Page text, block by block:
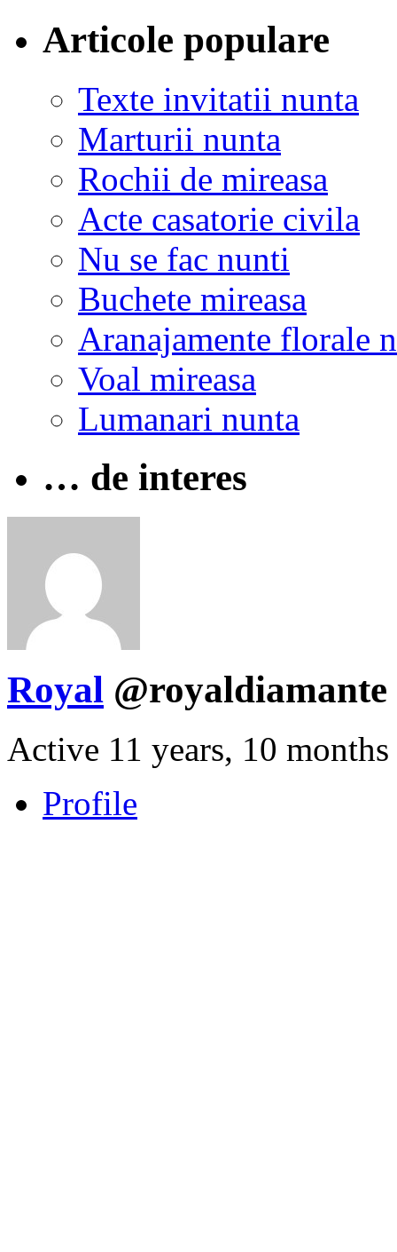
Articole populare
Texte invitatii nunta
Marturii nunta
Rochii de mireasa
Acte casatorie civila
Nu se fac nunti
Buchete mireasa
Aranajamente florale
Voal mireasa
Lumanari nunta
… de interes
Royal @royaldiamante
Active 11 years, 10 months
Profile